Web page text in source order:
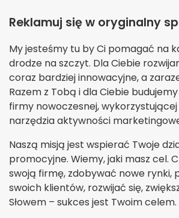
Reklamuj się w oryginalny
My jesteśmy tu by Ci pomagać na
drodze na szczyt. Dla Ciebie
coraz bardziej innowacyjne, a
Razem z Tobą i dla Ciebie
firmy nowoczesnej, wykorzystującej
narzędzia aktywności
Naszą misją jest wspierać Twoje
promocyjne. Wiemy, jaki masz cel.
swoją firmę, zdobywać nowe rynki,
swoich klientów, rozwijać się,
Słowem – sukces jest Twoim celem.